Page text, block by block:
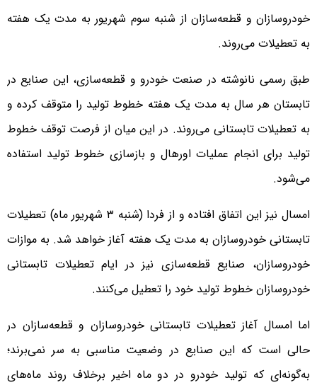
خودروسازان و قطعه‌سازان از شنبه سوم شهریور به مدت یک هفته
به تعطیلات می‌روند.
طبق رسمی نانوشته در صنعت خودرو و قطعه‌سازی، این صنایع در
تابستان هر سال به مدت یک هفته خطوط تولید را متوقف کرده و
به تعطیلات تابستانی می‌روند. در این میان از فرصت توقف خطوط
تولید برای انجام عملیات اورهال و بازسازی خطوط تولید استفاده
می‌شود.
امسال نیز این اتفاق افتاده و از فردا (شنبه ۳ شهریور ماه) تعطیلات
تابستانی خودروسازان به مدت یک هفته آغاز خواهد شد. به موازات
خودروسازان، صنایع قطعه‌سازی نیز در ایام تعطیلات تابستانی
خودروسازان خطوط تولید خود را تعطیل می‌کنند.
اما امسال آغاز تعطیلات تابستانی خودروسازان و قطعه‌سازان در
حالی است که این صنایع در وضعیت مناسبی به سر نمی‌برند؛
به‌گونه‌ای که تولید خودرو در دو ماه اخیر برخلاف روند ماه‌های